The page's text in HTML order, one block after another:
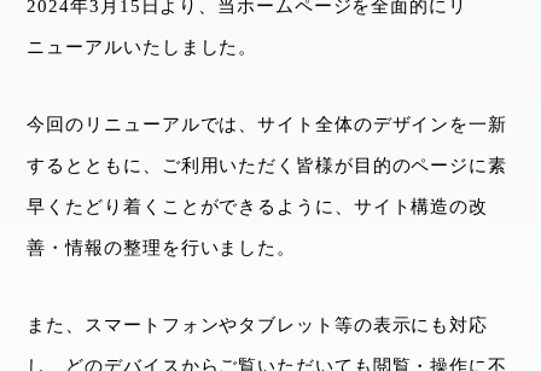
2024年3月15日より、当ホームページを全面的にリ
ニューアルいたしました。
今回のリニューアルでは、サイト全体のデザインを一新
するとともに、ご利用いただく皆様が目的のページに素
早くたどり着くことができるように、サイト構造の改
善・情報の整理を行いました。
また、スマートフォンやタブレット等の表示にも対応
し、どのデバイスからご覧いただいても閲覧・操作に不